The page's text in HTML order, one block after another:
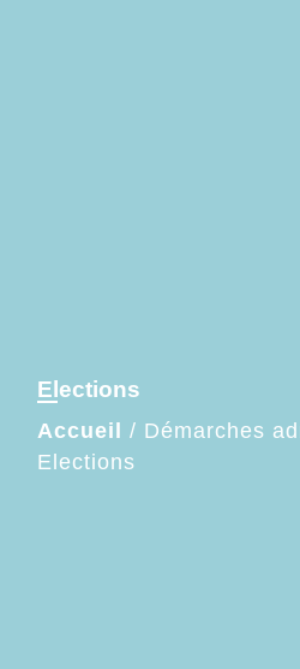
Elections
Accueil / Démarches
Elections